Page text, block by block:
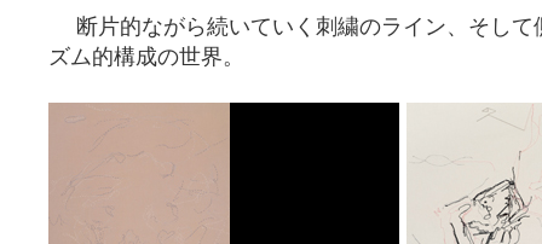
断片的ながら続いていく刺繍のライン、そして
ズム的構成の世界。